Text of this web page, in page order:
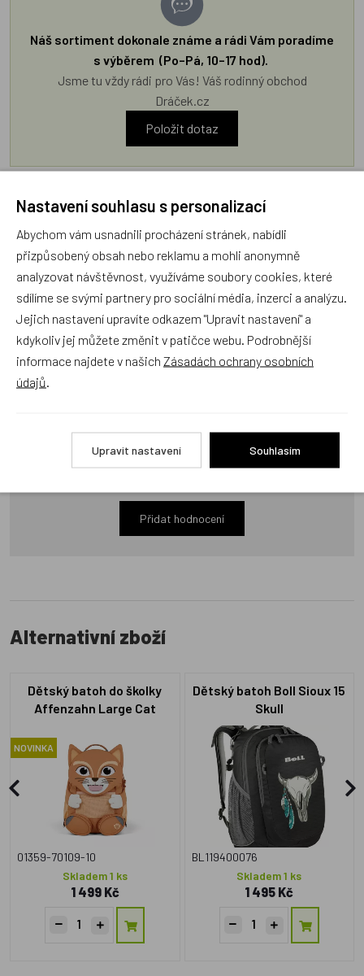
Náš sortiment dokonale známe a rádi Vám poradíme
s výběrem (Po–Pá, 10–17 hod).
Jsme tu vždy rádi pro Vás! Váš rodinný obchod
Dráček.cz
Položit dotaz
odrážejí výhradně názory a stanoviska zákazníků. Provozovatel
e-shopu Dráček.cz texty zákazníků předem neschvaluje ani
neověřuje.
Zatím zde nejsou žádné dotazy. Buďte první, kdo se zeptá!
Produkt zatím nemá žádné hodnocení,
Přidat hodnocení
Alternativní zboží
Dětský batoh do školky
Affenzahn Large Cat
NOVINKA
01359-70109-10
Skladem 1 ks
1 499 Kč
Dětský batoh Boll Sioux 15
Skull
BL119400076
Skladem 1 ks
1 495 Kč
Nastavení souhlasu s personalizací
Abychom vám usnadnili procházení stránek, nabídli
přizpůsobený obsah nebo reklamu a mohli anonymně
analyzovat návštěvnost, využíváme soubory cookies, které
sdílíme se svými partnery pro sociální média, inzerci a analýzu.
Jejich nastavení upravíte odkazem "Upravit nastavení" a
kdykoliv jej můžete změnit v patičce webu. Podrobnější
informace najdete v našich Zásadách ochrany osobních
údajů
Upravit nastavení Souhlasím